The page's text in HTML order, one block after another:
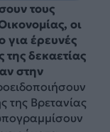
τους
οι
για έρευνές
της δεκαετίας
στην
της Βρετανίας